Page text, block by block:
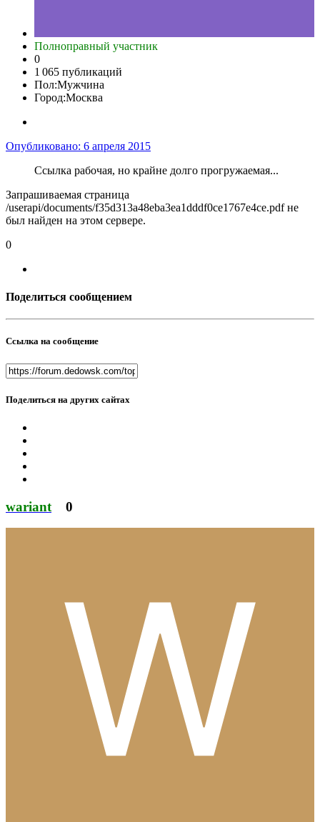
Полноправный участник
0
1 065 публикаций
Пол:Мужчина
Город:Москва
Опубликовано: 6 апреля 2015
Ссылка рабочая, но крайне долго прогружаемая...
Запрашиваемая страница
/userapi/documents/f35d313a48eba3ea1dddf0ce1767e4ce.pdf не
был найден на этом сервере.
0
Поделиться сообщением
Ссылка на сообщение
Поделиться на других сайтах
wariant 0